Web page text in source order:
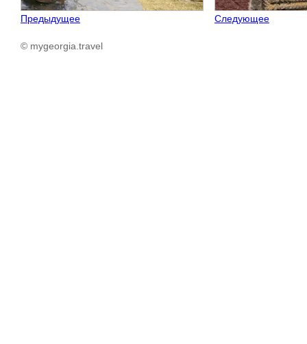
Предыдущее Следующее
© mygeorgia.travel